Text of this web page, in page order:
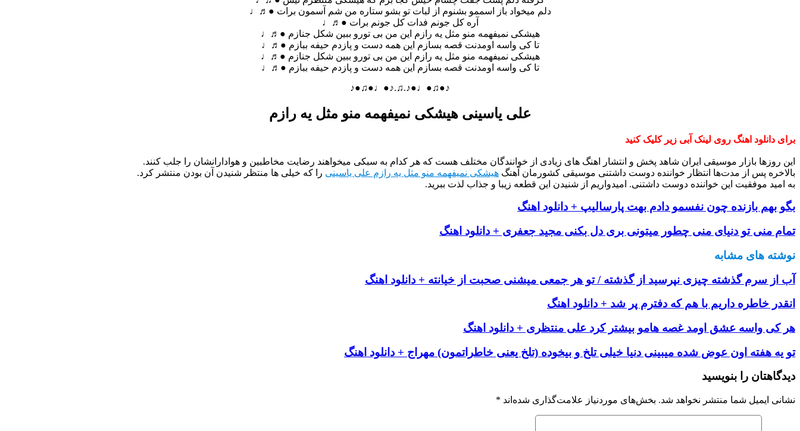
دلم میخواد باز اسممو بشنوم از لبات تو بشو ستاره من شم آسمون برات ●♬♩
آره کل جونم فدات کل جونم برات ●♬♩
هیشکی نمیفهمه منو مثل یه رازم این من بی تورو ببین شکل جنازم ●♬♩
تا کی واسه اومدنت قصه بسازم این همه دست و پازدم حیفه ببازم ●♬♩
هیشکی نمیفهمه منو مثل یه رازم این من بی تورو ببین شکل جنازم ●♬♩
تا کی واسه اومدنت قصه بسازم این همه دست و پازدم حیفه ببازم ●♬♩
♪●♫●♩●♪.♫.♪●♩●♫●♪
علی یاسینی هیشکی نمیفهمه منو مثل یه رازم
برای دانلود اهنگ روی لینک آبی زیر کلیک کنید
این روزها بازار موسیقی ایران شاهد پخش و انتشار اهنگ های زیادی از خوانندگان مختلف هست که هر کدام به سبکی میخواهند رضایت مخاطبین و هوادارانشان را جلب کنند.
بالاخره پس از مدت‌ها انتظار خواننده دوست داشتنی موسیقی کشورمان آهنگ هیشکی نمیفهمه منو مثل یه رازم علی یاسینی را که خیلی ها منتظر شنیدن آن بودن منتشر کرد.
به امید موفقیت این خواننده دوست داشتنی. امیدواریم از شنیدن این قطعه زیبا و جذاب لذت ببرید.
بگو بهم بازنده چون نفسمو دادم بهت پارسالیپ + دانلود اهنگ
تمام منی تو دنیای منی چطور میتونی بری دل بکنی مجید جعفری + دانلود اهنگ
نوشته های مشابه
آب از سرم گذشته چیزی نپرسید از گذشته / تو هر جمعی میشنی صحبت از خیانته + دانلود اهنگ
انقدر خاطره داریم با هم که دفترم پر شد + دانلود اهنگ
هر کی واسه عشق اومد غصه هامو بیشتر کرد علی منتظری + دانلود اهنگ
تو یه هفته اون عوض شده میبینی دنیا خیلی تلخ و بیخوده (تلخ یعنی خاطراتمون) مهراج + دانلود اهنگ
دیدگاهتان را بنویسید
نشانی ایمیل شما منتشر نخواهد شد. بخش‌های موردنیاز علامت‌گذاری شده‌اند *